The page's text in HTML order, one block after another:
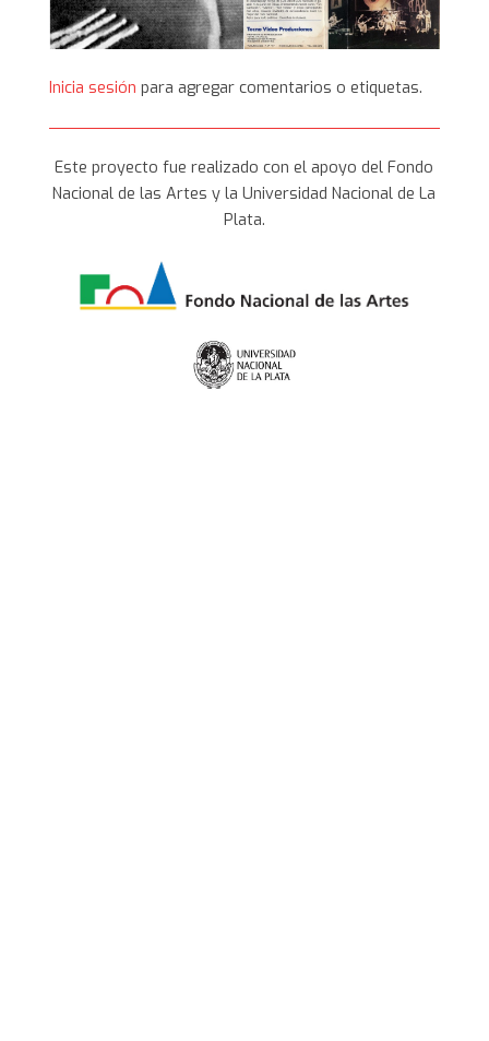
Inicia sesión para agregar comentarios o etiquetas.
Este proyecto fue realizado con el apoyo del Fondo
Nacional de las Artes y la Universidad Nacional de La
Plata.